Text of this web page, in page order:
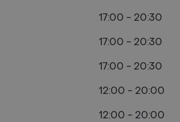
17:00 - 20:30
17:00 - 20:30
17:00 - 20:30
12:00 - 20:00
12:00 - 20:00